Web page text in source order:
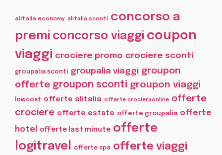
alitalia economy alitalia sconti concorso a
premi concorso viaggi coupon
viaggi crociere promo crociere sconti
groupalia sconti groupalia viaggi groupon
offerte groupon sconti groupon viaggi
lowcost offerte alitalia offerte crocieraonline offerte
crociere offerte estate offerte groupalia offerte
hotel
offerte last minute offerte
logitravel
offerte spa offerte viaggi